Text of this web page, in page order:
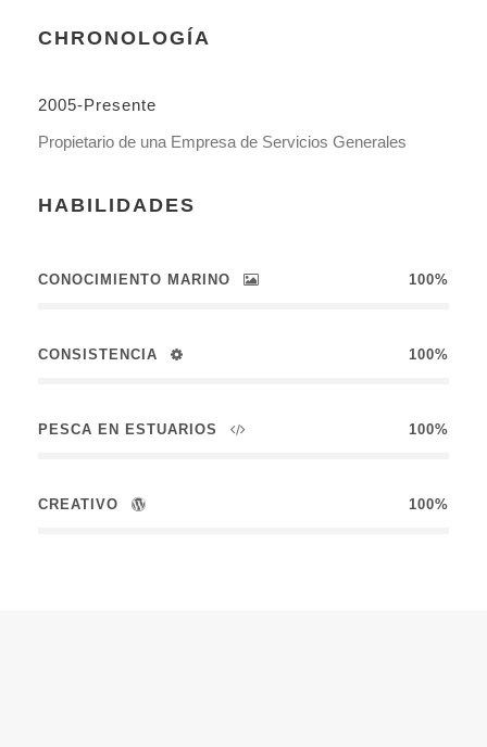
CHRONOLOGÍA
2005-Presente
Propietario de una Empresa de Servicios Generales
HABILIDADES
CONOCIMIENTO MARINO 100%
CONSISTENCIA 100%
PESCA EN ESTUARIOS 100%
CREATIVO 100%